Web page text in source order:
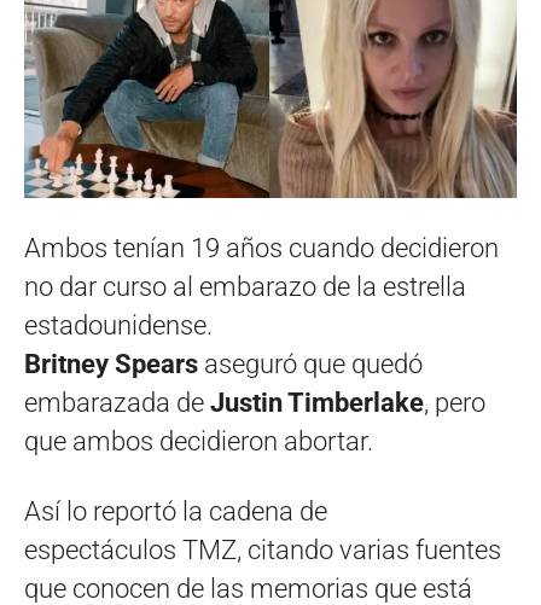
Ambos tenían 19 años cuando decidieron
no dar curso al embarazo de la estrella
estadounidense.
Britney Spears aseguró que quedó
embarazada de Justin Timberlake, pero
que ambos decidieron abortar.
Así lo reportó la cadena de
espectáculos TMZ, citando varias fuentes
que conocen de las memorias que está